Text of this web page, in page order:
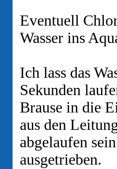
Eventuell
Wasser ins
Ich lass das
Sekunden
Brause in die
aus den
abgelaufen
ausgetrieben.